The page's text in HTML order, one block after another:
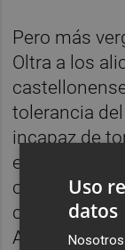
Pero más
Oltra a los
tolerancia
incapaz de
en que
consellera
condenada
Alicante por
Uso
datos